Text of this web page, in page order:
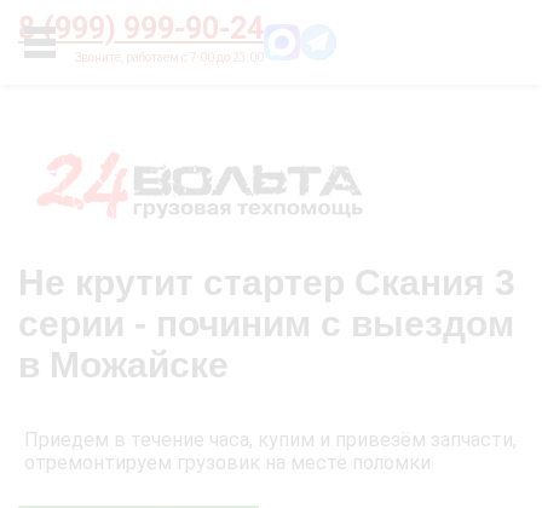
8 (999) 999-90-24
УСЛУГИ
Главная О нас Цены
Не крутит стартер Скания 3
серии - починим с выездом
в Можайске
Приедем в течение часа, купим и привезём запчасти,
отремонтируем грузовик на месте поломки